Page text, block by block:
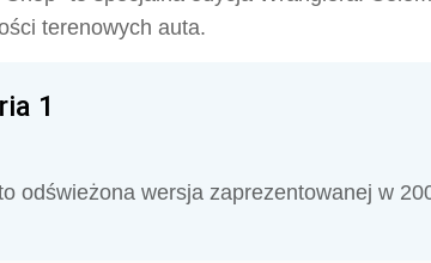
terenowych auta.
1
odświeżona wersja zaprezentowanej w